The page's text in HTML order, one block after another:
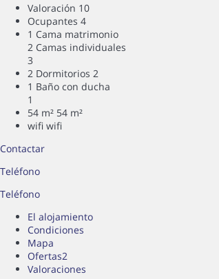
Valoración 10
Ocupantes 4
1 Cama matrimonio
2 Camas individuales
3
2 Dormitorios 2
1 Baño con ducha
1
54 m² 54 m²
wifi wifi
Contactar
Teléfono
Teléfono
El alojamiento
Condiciones
Mapa
Ofertas2
Valoraciones